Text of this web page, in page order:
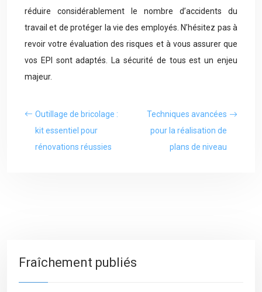
réduire considérablement le nombre d’accidents du
travail et de protéger la vie des employés. N’hésitez pas à
revoir votre évaluation des risques et à vous assurer que
vos EPI sont adaptés. La sécurité de tous est un enjeu
majeur.
Outillage de bricolage :
kit essentiel pour
rénovations réussies
Techniques avancées
pour la réalisation de
plans de niveau
Fraîchement publiés